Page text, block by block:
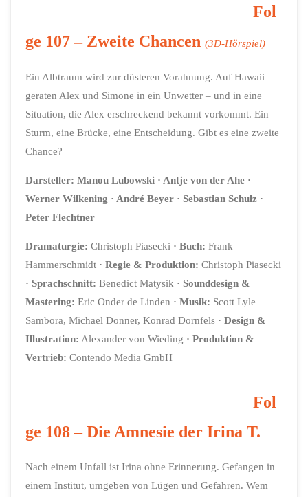
Fol
ge 107 – Zweite Chancen(3D-Hörspiel)
Ein Albtraum wird zur düsteren Vorahnung. Auf Hawaii
geraten Alex und Simone in ein Unwetter – und in eine
Situation, die Alex erschreckend bekannt vorkommt. Ein
Sturm, eine Brücke, eine Entscheidung. Gibt es eine zweite
Chance?
Darsteller: Manou Lubowski · Antje von der Ahe ·
Werner Wilkening · André Beyer · Sebastian Schulz ·
Peter Flechtner
Dramaturgie: Christoph Piasecki · Buch: Frank
Hammerschmidt · Regie & Produktion: Christoph Piasecki
· Sprachschnitt: Benedict Matysik · Sounddesign &
Mastering: Eric Onder de Linden · Musik: Scott Lyle
Sambora, Michael Donner, Konrad Dornfels · Design &
Illustration: Alexander von Wieding · Produktion &
Vertrieb: Contendo Media GmbH
Fol
ge 108 –Die Amnesie der Irina T.
Nach einem Unfall ist Irina ohne Erinnerung. Gefangen in
einem Institut, umgeben von Lügen und Gefahren. Wem